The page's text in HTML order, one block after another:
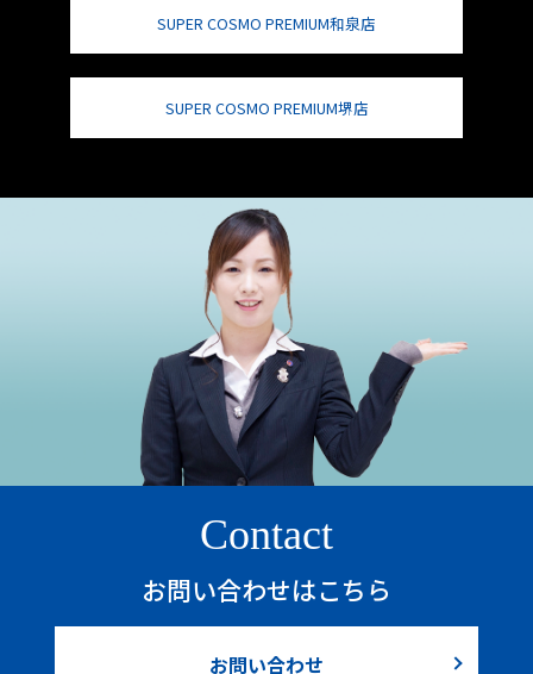
SUPER COSMO PREMIUM和泉店
SUPER COSMO PREMIUM堺店
Contact
お問い合わせはこちら
お問い合わせ